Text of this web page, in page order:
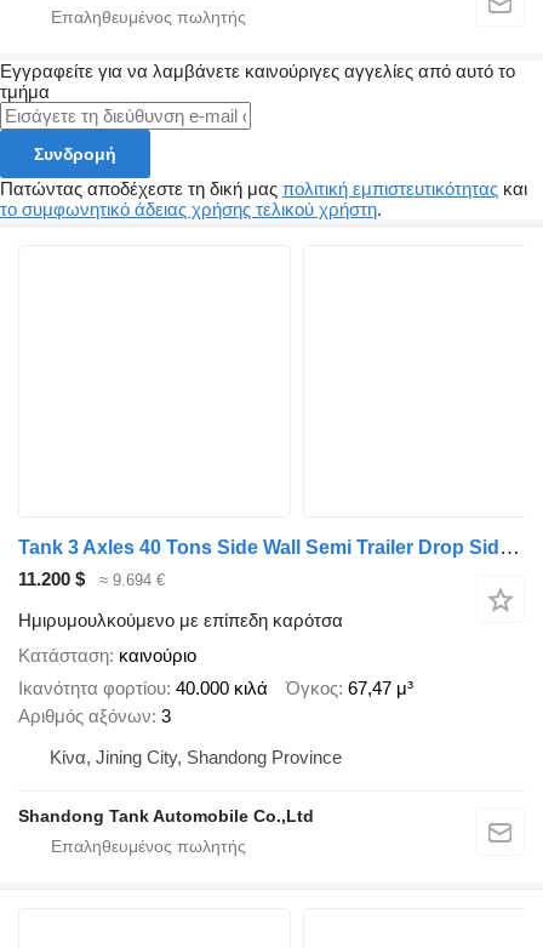
Εγγραφείτε για να λαμβάνετε καινούριγες αγγελίες από αυτό το
τμήμα
Συνδρομή
Πατώντας αποδέχεστε τη δική μας πολιτική εμπιστευτικότητας και
το συμφωνητικό άδειας χρήσης τελικού χρήστη.
Tank 3 Axles 40 Tons Side Wall Semi Trailer Drop Side Trailer
11.200 $ ≈ 9.694 €
Ημιρυμουλκούμενο με επίπεδη καρότσα
Κατάσταση καινούριο
Ικανότητα φορτίου 40.000 κιλά Όγκος 67,47 μ³
Αριθμός αξόνων 3
Κίνα, Jining City, Shandong Province
Shandong Tank Automobile Co.,Ltd